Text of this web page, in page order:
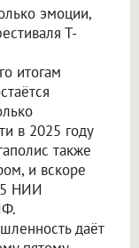
эмоции,
Т-
итогам
в 2025 году
также
и вскоре
НИИ
даёт